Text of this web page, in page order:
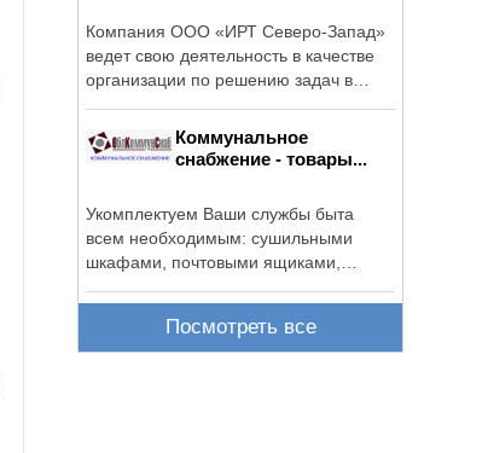
Компания ООО «ИРТ Северо-Запад»
ведет свою деятельность в качестве
организации по решению задач в
Коммунальное
снабжение - товары...
Укомплектуем Ваши службы быта
всем необходимым: сушильными
шкафами, почтовыми ящиками,
Посмотреть все